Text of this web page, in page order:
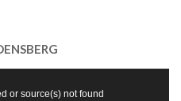
or source(s) not found